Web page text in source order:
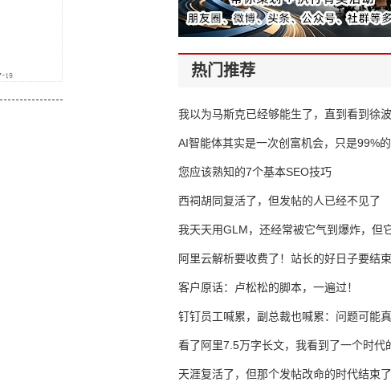
热门推荐
我以为马斯克已经够能生了，直到看到
AI智能体其实是一次创富机会，只是99%
错过了
您应该熟知的7个基本SEO技巧
西祠胡同复活了，但发帖的人已经不见了
我天天用GLM，还经常被它气到爆炸，但
16万亿
阿里云解析要收费了！站长的好日子要结
客户原话：卢松松的脚本，一遍过！
钉钉员工喊累，副总裁也喊累：问题可能
了
看了阿里7.5万字长文，我看到了一个时代
天涯复活了，但那个发帖改命的时代结束了